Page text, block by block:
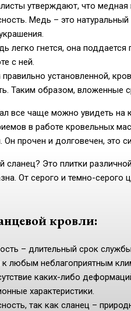
утверждают, что медная
Медь – это
легко гнется, она
с ней.
установленной,
Таким образом, вложенные
все чаще можно увидеть
в работе кровельных
прочен и долговечен, это
сланец? Это плитки
От серого и темно-
кровли:
– длительный срок
к любым неблагоприятным
каких-либо
характеристики.
так как сланец –